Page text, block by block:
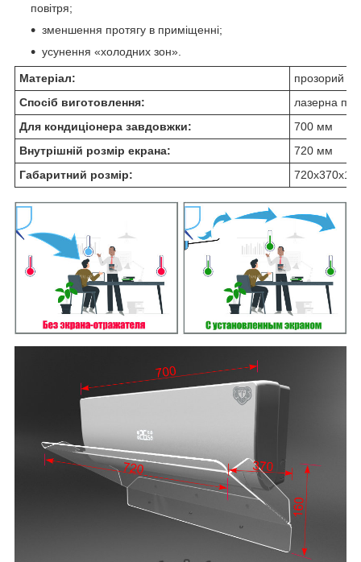
повітря;
зменшення протягу в приміщенні;
усунення «холодних зон».
Матеріал:
прозорий
Спосіб виготовлення:
лазерна
Для кондиціонера завдовжки:
700 мм
Внутрішній розмір екрана:
720 мм
Габаритний розмір: